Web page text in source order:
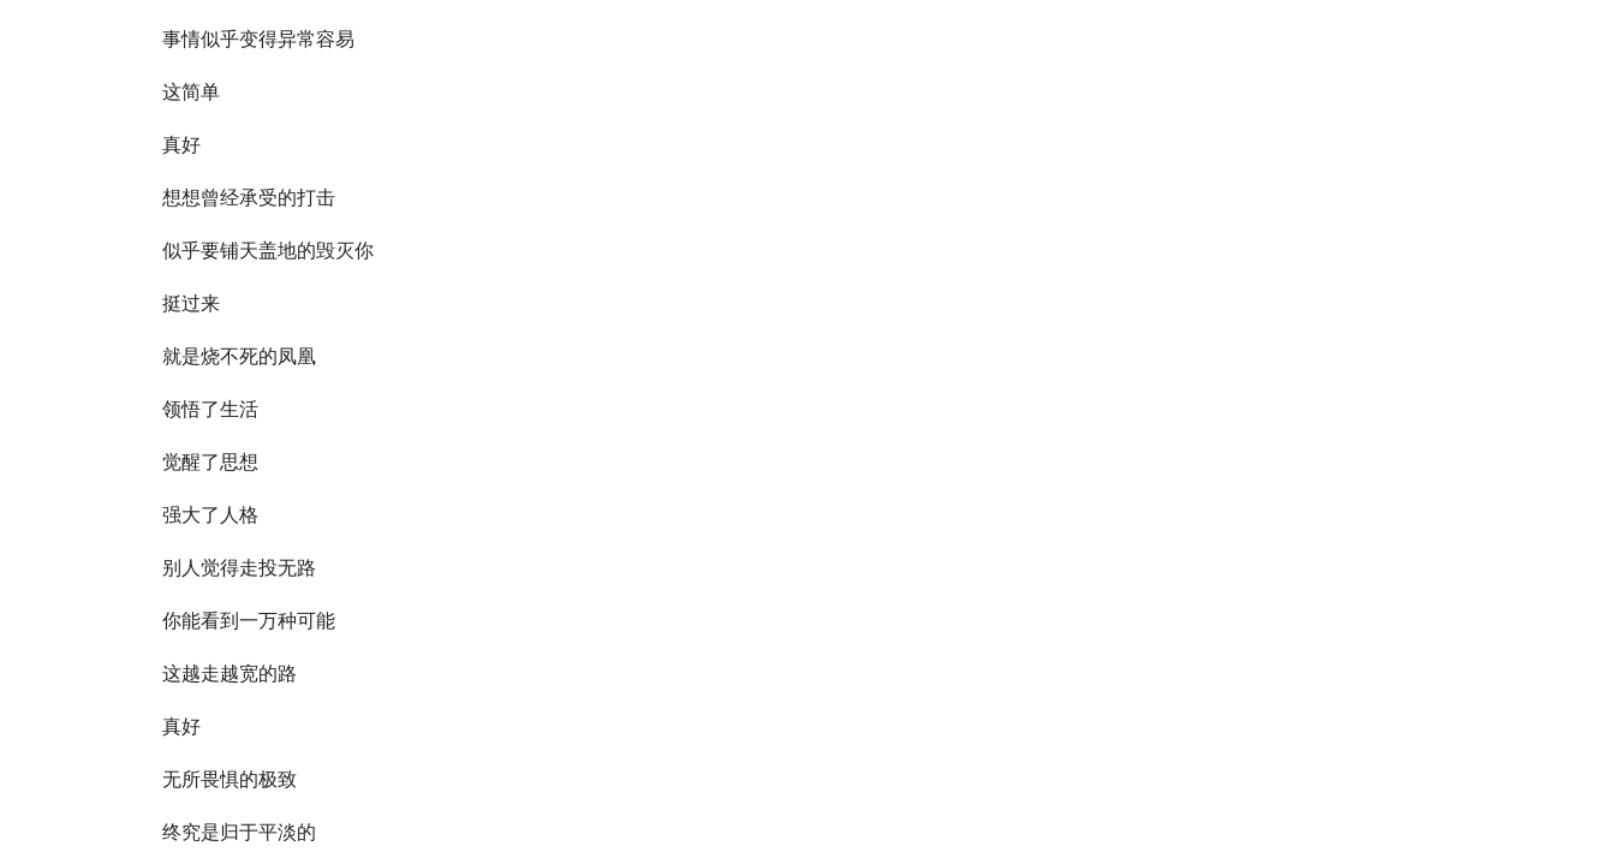
事情似乎变得异常容易
这简单
真好
想想曾经承受的打击
似乎要铺天盖地的毁灭你
挺过来
就是烧不死的凤凰
领悟了生活
觉醒了思想
强大了人格
别人觉得走投无路
你能看到一万种可能
这越走越宽的路
真好
无所畏惧的极致
终究是归于平淡的